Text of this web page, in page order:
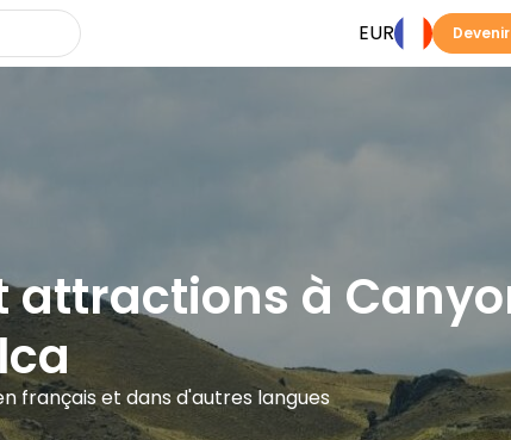
EUR
attractions à
français et dans d'autres langues